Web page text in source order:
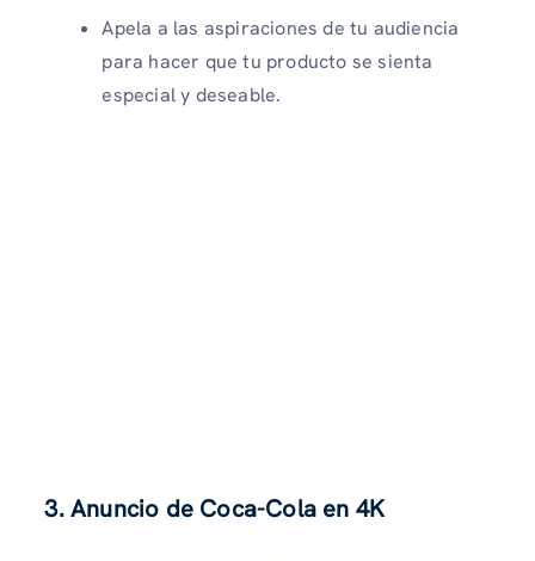
Apela a las aspiraciones de tu audiencia
para hacer que tu producto se sienta
especial y deseable.
3. Anuncio de Coca-Cola en 4K